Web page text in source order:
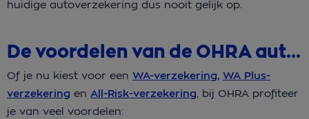
huidige autoverzekering dus nooit gelijk op.
De voordelen van de OHRA autoverzekering
Of je nu kiest voor een WA-verzekering, WA Plus-
verzekering en All-Risk-verzekering, bij OHRA profiteer
je van veel voordelen: